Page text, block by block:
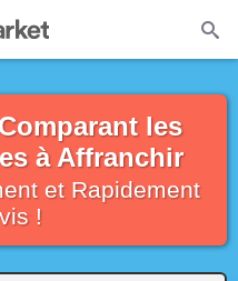
les
à Affranchir
et Rapidement
!